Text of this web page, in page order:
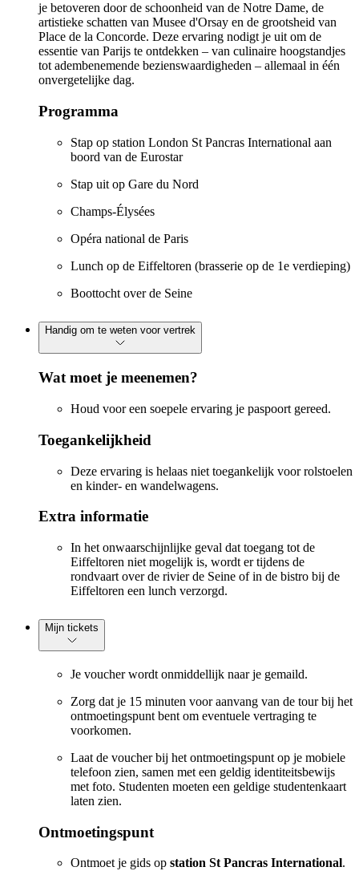
je betoveren door de schoonheid van de Notre Dame, de
artistieke schatten van Musee d'Orsay en de grootsheid van
Place de la Concorde. Deze ervaring nodigt je uit om de
essentie van Parijs te ontdekken – van culinaire hoogstandjes
tot adembenemende bezienswaardigheden – allemaal in één
onvergetelijke dag.
Programma
Stap op station London St Pancras International aan
boord van de Eurostar
Stap uit op Gare du Nord
Champs-Élysées
Opéra national de Paris
Lunch op de Eiffeltoren (brasserie op de 1e verdieping)
Boottocht over de Seine
Handig om te weten voor vertrek
Wat moet je meenemen?
Houd voor een soepele ervaring je paspoort gereed.
Toegankelijkheid
Deze ervaring is helaas niet toegankelijk voor rolstoelen
en kinder- en wandelwagens.
Extra informatie
In het onwaarschijnlijke geval dat toegang tot de
Eiffeltoren niet mogelijk is, wordt er tijdens de
rondvaart over de rivier de Seine of in de bistro bij de
Eiffeltoren een lunch verzorgd.
Mijn tickets
Je voucher wordt onmiddellijk naar je gemaild.
Zorg dat je 15 minuten voor aanvang van de tour bij het
ontmoetingspunt bent om eventuele vertraging te
voorkomen.
Laat de voucher bij het ontmoetingspunt op je mobiele
telefoon zien, samen met een geldig identiteitsbewijs
met foto. Studenten moeten een geldige studentenkaart
laten zien.
Ontmoetingspunt
Ontmoet je gids op station St Pancras International.